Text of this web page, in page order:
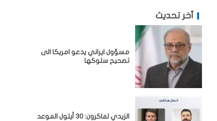
آخر تحديث
مسؤول ايراني يدعو امريكا الى
تصحيح سلوكها
الزيدي لماكرون: 30 أيلول الموعد